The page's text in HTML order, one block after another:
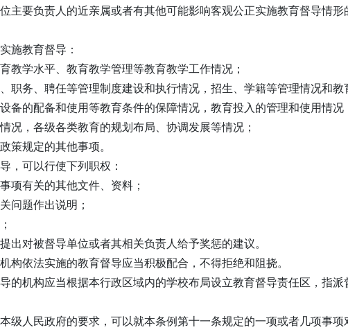
要负责人的近亲属或者有其他可能影响客观公正实施教育督导情形
施教育督导：
教学水平、教育教学管理等教育教学工作情况；
职务、聘任等管理制度建设和执行情况，招生、学籍等管理情况和
备的配备和使用等教育条件的保障情况，教育投入的管理和使用情况
况，各级各类教育的规划布局、协调发展等情况；
策规定的其他事项。
可以行使下列职权：
项有关的其他文件、资料；
问题作出说明；
出对被督导单位或者其相关负责人给予奖惩的建议。
构依法实施的教育督导应当积极配合，不得拒绝和阻挠。
机构应当根据本行政区域内的学校布局设立教育督导责任区，指
级人民政府的要求，可以就本条例第十一条规定的一项或者几项事